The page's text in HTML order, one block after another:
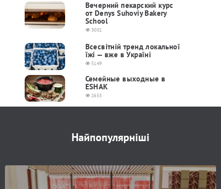
Вечерний пекарский курс
от Denys Suhoviy Bakery
School
3001
Всесвітній тренд локальної
їжі — вже в Україні
5149
Семейные выходные в
ESHAK
2653
Найпопулярніші